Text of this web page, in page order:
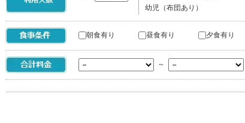
幼児（布団あり）
朝食有り 昼食有り 夕食有り
～